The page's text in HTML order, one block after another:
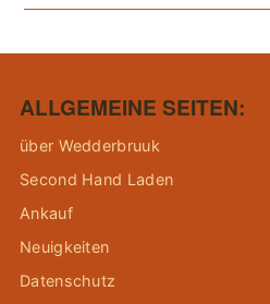
ALLGEMEINE SEITEN:
über Wedderbruuk
Second Hand Laden
Ankauf
Neuigkeiten
Datenschutz